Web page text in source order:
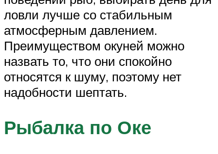
ловли лучше со стабильным
атмосферным давлением.
Преимуществом окуней можно
назвать то, что они спокойно
относятся к шуму, поэтому нет
надобности шептать.
Рыбалка по Оке